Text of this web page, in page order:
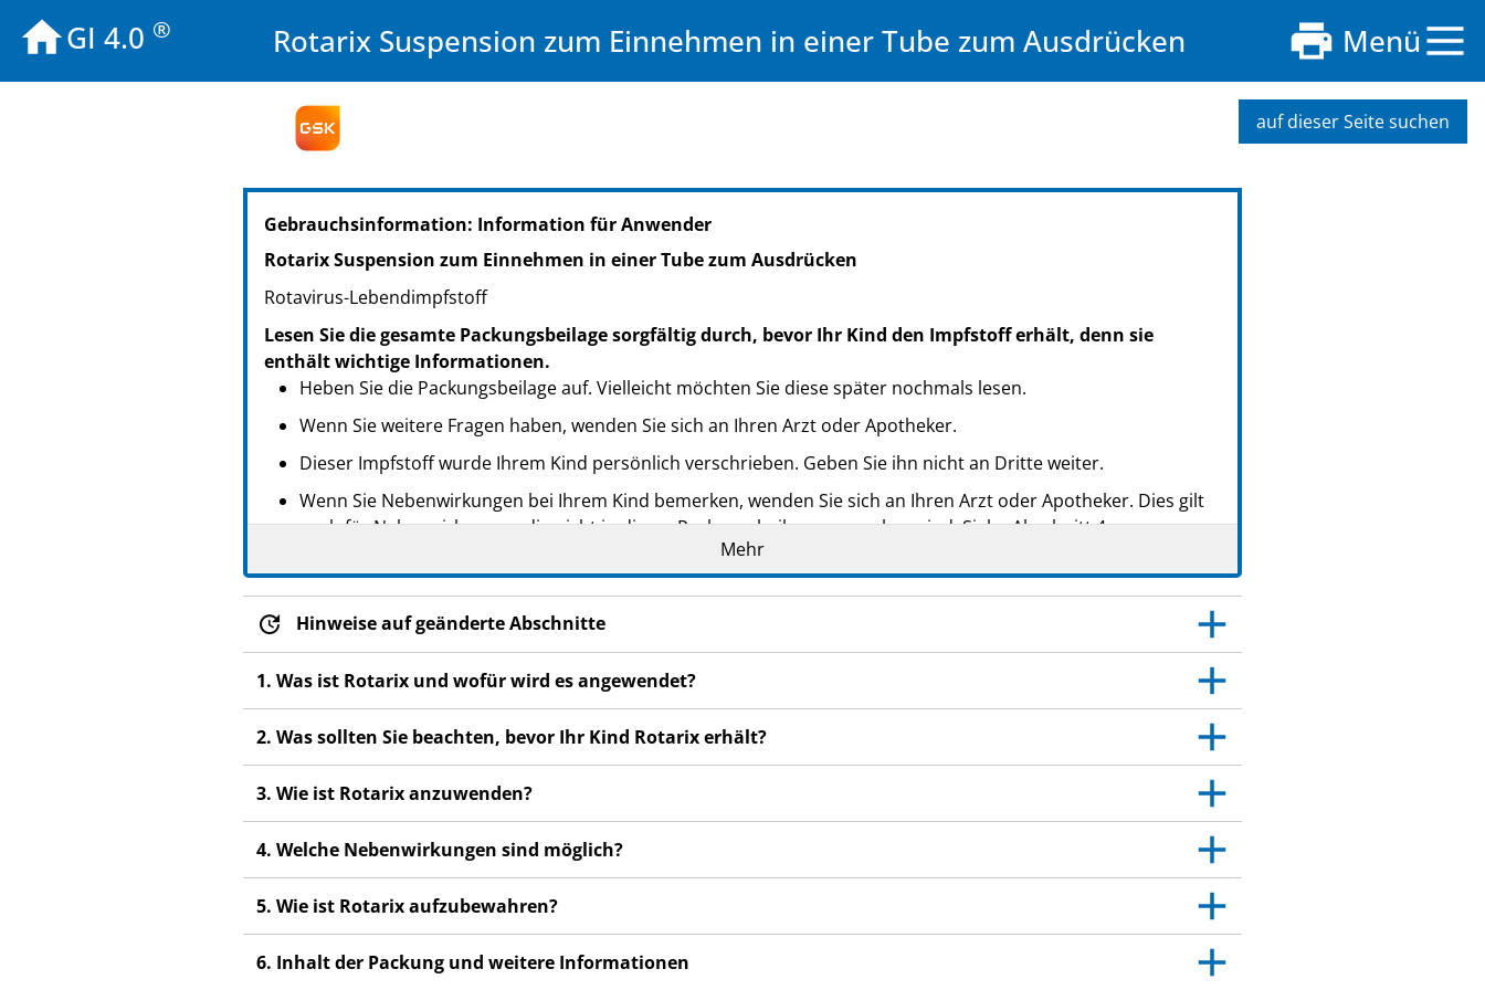
GI 4.0 ® Rotarix Suspension zum Einnehmen in einer Tube zum Ausdrücken Menü
auf dieser Seite suchen
PZN: 12743189
PPN: 111274318926
PZN: 12743195
NTIN: 04150127431952
Gebrauchsinformation: Information für Anwender
Rotarix Suspension zum Einnehmen in einer Tube zum Ausdrücken
Rotavirus-Lebendimpfstoff
Lesen Sie die gesamte Packungsbeilage sorgfältig durch, bevor Ihr Kind den Impfstoff erhält, denn sie
enthält wichtige Informationen.
Heben Sie die Packungsbeilage auf. Vielleicht möchten Sie diese später nochmals lesen.
Wenn Sie weitere Fragen haben, wenden Sie sich an Ihren Arzt oder Apotheker.
Dieser Impfstoff wurde Ihrem Kind persönlich verschrieben. Geben Sie ihn nicht an Dritte weiter.
Wenn Sie Nebenwirkungen bei Ihrem Kind bemerken, wenden Sie sich an Ihren Arzt oder Apotheker. Dies gilt
auch für Nebenwirkungen, die nicht in dieser Packungsbeilage angegeben sind. Siehe Abschnitt 4.
Mehr
Hinweise auf geänderte Abschnitte
1. Was ist Rotarix und wofür wird es angewendet?
2. Was sollten Sie beachten, bevor Ihr Kind Rotarix erhält?
3. Wie ist Rotarix anzuwenden?
4. Welche Nebenwirkungen sind möglich?
5. Wie ist Rotarix aufzubewahren?
6. Inhalt der Packung und weitere Informationen